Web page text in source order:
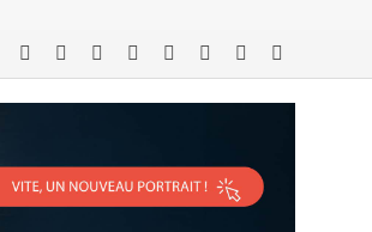
RSS Facebook LinkedinYouTubeConnexionArticle Aléatoire